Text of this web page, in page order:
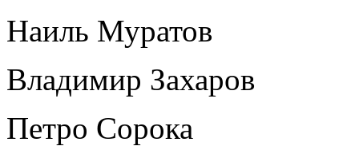
Наиль Муратов
Владимир Захаров
Петро Сорока